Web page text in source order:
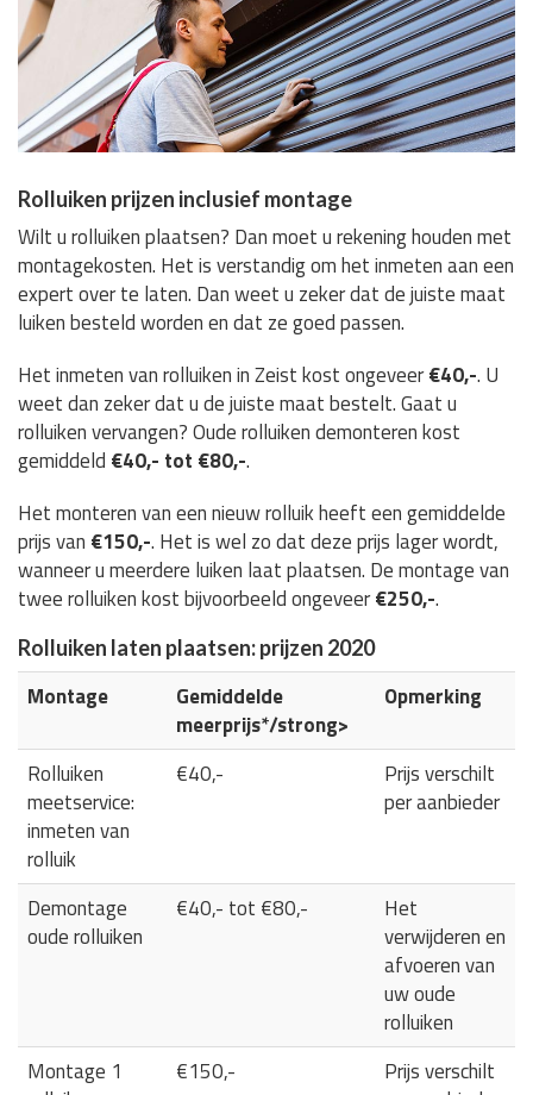
Rolluiken prijzen inclusief montage
Wilt u rolluiken plaatsen? Dan moet u rekening houden met
montagekosten. Het is verstandig om het inmeten aan een
expert over te laten. Dan weet u zeker dat de juiste maat
luiken besteld worden en dat ze goed passen.
Het inmeten van rolluiken in Zeist kost ongeveer€40,-. U
weet dan zeker dat u de juiste maat bestelt. Gaat u
rolluiken vervangen? Oude rolluiken demonteren kost
gemiddeld €40,- tot €80,-.
Het monteren van een nieuw rolluik heeft een gemiddelde
prijs van €150,-. Het is wel zo dat deze prijs lager wordt,
wanneer u meerdere luiken laat plaatsen. De montage van
twee rolluiken kost bijvoorbeeld ongeveer€250,-.
Rolluiken laten plaatsen: prijzen 2020
Montage
Gemiddelde
meerprijs*/strong>
Opmerking
Rolluiken
meetservice:
inmeten van
rolluik
€40,-
Prijs verschilt
per aanbieder
Demontage
oude rolluiken
€40,- tot €80,-
Het
verwijderen en
afvoeren van
uw oude
rolluiken
Montage 1
€150,-
Prijs verschilt